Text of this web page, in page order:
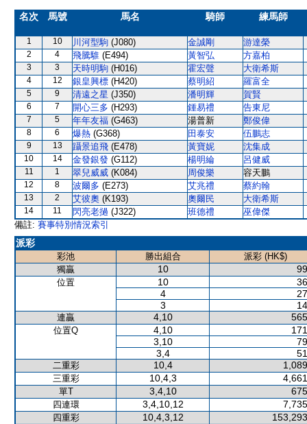
名次 馬號 馬名 騎師 練馬師
1 10 川河型駒 (J080) 金誠剛 游達榮
2 4 飛騰騅 (E494) 黃智弘 方嘉柏
3 3 天時明駒 (H016) 霍宏聲 大衛希斯
4 12 銀皇興標 (H420) 蔡明紹 羅富全
5 9 清遠之星 (J350) 潘明輝 賀賢
6 7 開心三多 (H293) 鍾易禮 告東尼
7 5 年年友福 (G463) 湯普新 鄭俊偉
8 6 爆熱 (G368) 田泰安 伍鵬志
9 13 躡景追飛 (E478) 黃寶妮 沈集成
10 14 金發銀發 (G112) 楊明綸 呂健威
11 1 翠兒威威 (K084) 周俊樂 容天鵬
12 8 波爾多 (E273) 艾兆禮 蔡約翰
13 2 艾彼奧 (K193) 奧爾民 大衛希斯
14 11 閃亮老撾 (J322) 班德禮
巫偉傑
備註: 賽事特別情況索引
派彩
彩池 勝出組合
派彩 (HK$)
獨贏
10
位置 10
4
3
連贏 4,10
位置Q 4,10
3,10
3,4
二重彩 10,4
三重彩 10,4,3
單T 3,4,10
四連環 3,4,10,12
四重彩 10,4,3,12